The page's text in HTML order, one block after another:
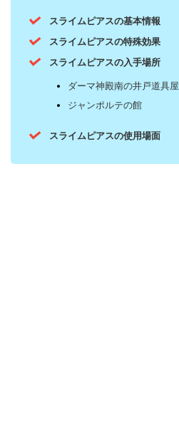
スライムピアスの基本情報
スライムピアスの特殊効果
スライムピアスの入手場所
ダーマ神殿南の井戸道具屋
ジャンポルテの館
スライムピアスの使用場面